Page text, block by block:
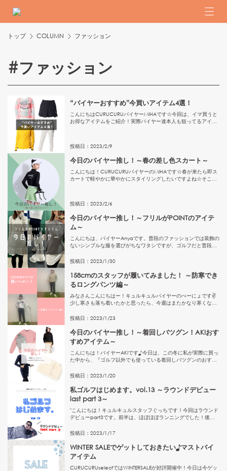
トップ COLUMN ファッション
#ファッション
“バイヤーおすすめ”今買いアイテム4選！
こんにちはCURUCURUバイヤーMIHAです☆今回は、イマ買うと
お得なアイテムをご紹介！実際バイヤー達本人も狙ってるアイテ
ニ...
投稿日： 2023/2/9
今日のバイヤー推し！～春の差し色スカート～
こんにちは！CURUCURUバイヤーのMIHAです☆春が来たら即ス
カートで軽やかに華やかにスタイリングしたいですよね☆そこで
し...
投稿日： 2023/2/6
今日のバイヤー推し！～フリルがPOINTのアイテ
ム～
こんにちは、バイヤーAnyaです。普段のファッションでは装飾の
ないシンプルな服を選びがちなワタシですが、ゴルフだと普段着
れ、けっこうアルアルだと思っているのですが…みなさんどうで
しょ...
投稿日： 2023/1 /30
158cmのスタッフが履いてみました！ ～防寒でき
るロングパンツ編～
みなさんこんにちはー！キュルキュルバイヤーのべーにょです✌
少し寒さも落ち着いたかと思ったら、今週はまたかなり寒くなる
ゃるのではないでしょうか^^？先月寒い中ラウンドをして、防寒
投稿日： 2023/1/23
今日のバイヤー推し！～着回しバツグン！AKIおす
すめアイテム～
こんにちは！バイヤーAKIです♪今日は、この冬に私が実際に買っ
た中から、『ゴルフ以外でも使っている着回しバツグンのおすす
ットアップ！トップスを普段使いとしても活用中♪スカートはま
投稿日： 2023/1/20
私ゴルフはじめます。vol.13 ～ラウンドデビュー
last part 3～
"こんにちは！キュルキュルスタッフぐっちです！ 今回はラウンド
デビューpart3です。前半は、ほぼほぼランニングでした！後半
ルフを完璧に侮ってました。。。。自分自身寒さには強い方な
投稿日： 2023/1/17
WINTER SALEでゲットしておきたい♪マストバイ
アイテム
CURUCURUselectではWINTERSALEが好評開催中！今日は今ゲッ